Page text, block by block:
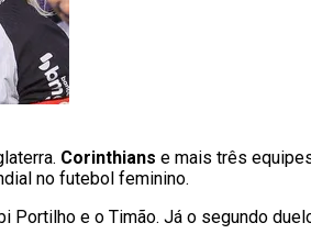
Corinthians e mais três
no futebol feminino.
Portilho e o Timão. Já o segundo